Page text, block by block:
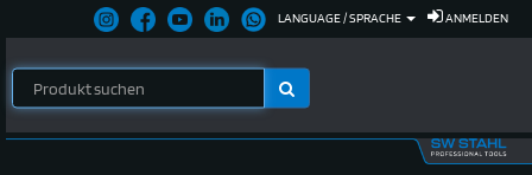
ANMELDEN
LANGUAGE / SPRACHE